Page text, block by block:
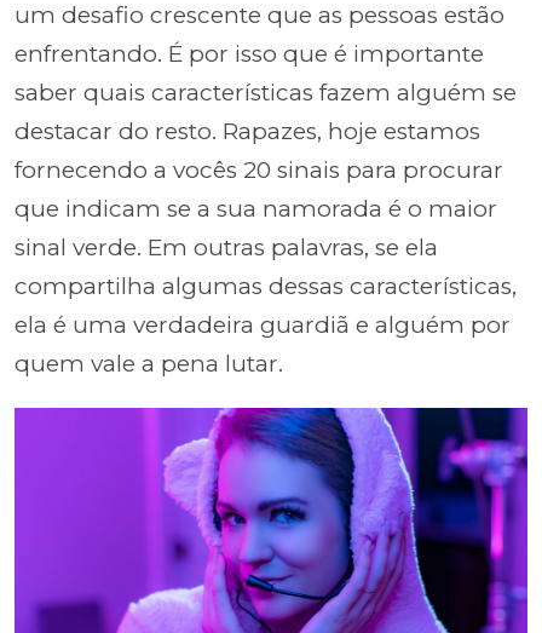
um desafio crescente que as pessoas estão
enfrentando. É por isso que é importante
saber quais características fazem alguém se
destacar do resto. Rapazes, hoje estamos
fornecendo a vocês 20 sinais para procurar
que indicam se a sua namorada é o maior
sinal verde. Em outras palavras, se ela
compartilha algumas dessas características,
ela é uma verdadeira guardiã e alguém por
quem vale a pena lutar.